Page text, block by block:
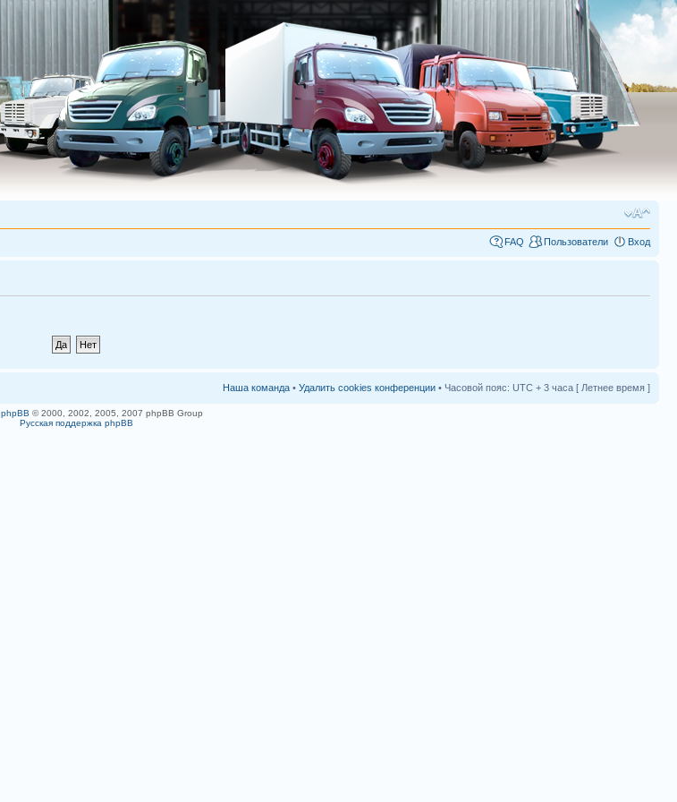
FAQ Пользователи Вход
Наша команда • Удалить cookies конференции • Часовой пояс: UTC + 3 часа [ Летнее время ]
phpBB © 2000, 2002, 2005, 2007 phpBB Group
Русская поддержка phpBB